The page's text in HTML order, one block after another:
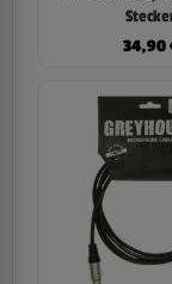
34,90